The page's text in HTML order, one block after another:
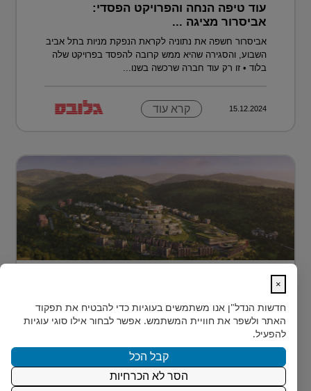
עוד טיפה הנחה והפרויקט הפסדי:
אביסרור מציגה ...
אביסרור חשפה את נתוניה לקראת הנפקת מניות בתל אביב
השבוע, והסגירה שהיא ממש קרובה להפסד בפרויקט שלה
בלוד • זו רק עוד חברה שרכשה בשנו...
15.12.2024 קרא עוד
בלב טביליסי, בין השכונות המבוקשות Vake וSaburtalo, כ-2
ק"מ בלבד מהאוניברסיטה של העיר, מוקם TBILISI
ACRES - פ...
15.12.2024 קרא עוד
×
חדשות הנדל"ן אנו משתמשים בעוגיות כדי להבטיח את תפקוד
האתר ולשפר את חוויית המשתמש. אפשר לבחור אילו סוגי עוגיות
להפעיל.
קבל הכל
הסר לא הכרחיות